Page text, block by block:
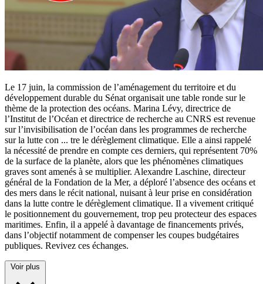
Le 17 juin, la commission de l’aménagement du territoire et du
développement durable du Sénat organisait une table ronde sur le
thème de la protection des océans. Marina Lévy, directrice de
l’Institut de l’Océan et directrice de recherche au CNRS est revenue
sur l’invisibilisation de l’océan dans les programmes de recherche
sur la lutte con ... tre le dérèglement climatique. Elle a ainsi rappelé
la nécessité de prendre en compte ces derniers, qui représentent 70%
de la surface de la planète, alors que les phénomènes climatiques
graves sont amenés à se multiplier. Alexandre Laschine, directeur
général de la Fondation de la Mer, a déploré l’absence des océans et
des mers dans le récit national, nuisant à leur prise en considération
dans la lutte contre le dérèglement climatique. Il a vivement critiqué
le positionnement du gouvernement, trop peu protecteur des espaces
maritimes. Enfin, il a appelé à davantage de financements privés,
dans l’objectif notamment de compenser les coupes budgétaires
publiques. Revivez ces échanges.
Voir plus